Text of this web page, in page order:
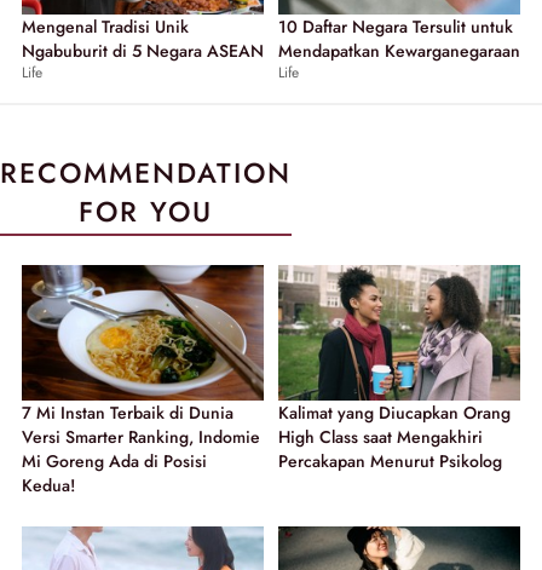
Mengenal Tradisi Unik
Ngabuburit di 5 Negara ASEAN
Life
10 Daftar Negara Tersulit untuk
Mendapatkan Kewarganegaraan
Life
RECOMMENDATION
FOR YOU
7 Mi Instan Terbaik di Dunia
Versi Smarter Ranking, Indomie
Mi Goreng Ada di Posisi
Kedua!
Kalimat yang Diucapkan Orang
High Class saat Mengakhiri
Percakapan Menurut Psikolog